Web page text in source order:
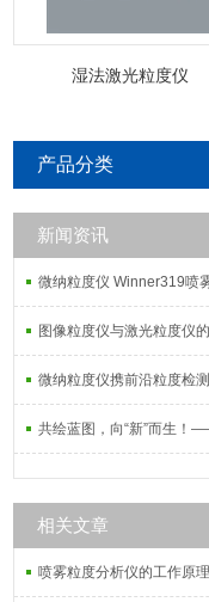
湿法激光粒度仪
产品分类
新闻资讯
图像粒度仪与激光粒度仪
微纳粒度仪携前沿粒度检
相关文章
喷雾粒度分析仪的工作原